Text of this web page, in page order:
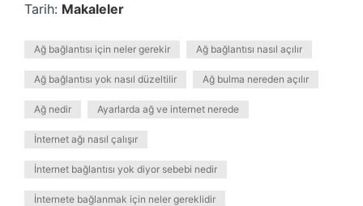
Tarih: Makaleler
Ağ bağlantısı için neler gerekir Ağ bağlantısı nasıl açılır
Ağ bağlantısı yok nasıl düzeltilir Ağ bulma nereden açılır
Ağ nedir Ayarlarda ağ ve internet nerede
İnternet ağı nasıl çalışır
İnternet bağlantısı yok diyor sebebi nedir
İnternete bağlanmak için neler gereklidir